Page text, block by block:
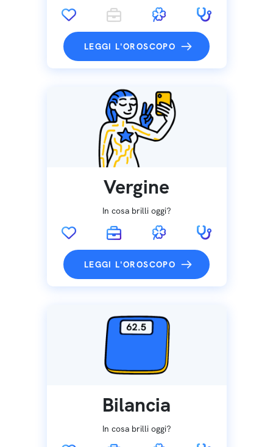
LEGGI L'OROSCOPO
Vergine
In cosa brilli oggi?
LEGGI L'OROSCOPO
Bilancia
In cosa brilli oggi?